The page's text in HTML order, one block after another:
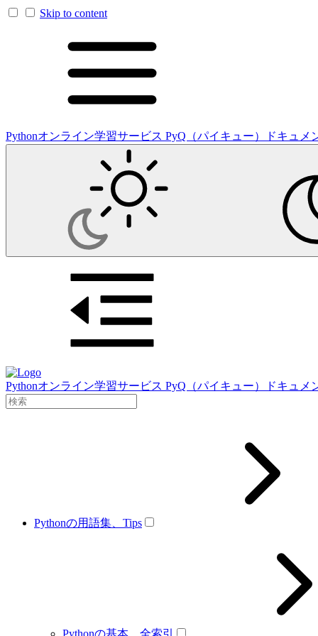
Skip to content
Pythonオンライン学習サービス PyQ（パイキュー）ドキュメ
Pythonオンライン学習サービス PyQ（パイキュー）ドキュメ
Pythonの用語集、Tips
Pythonの基本、全索引